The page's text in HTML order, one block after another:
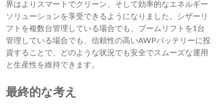
界はよりスマートでクリーン、そして効率的なエネルギー
ソリューションを享受できるようになりました。シザーリ
フトを複数台管理している場合でも、ブームリフトを1台
管理している場合でも、信頼性の高いAWPバッテリーに投
資することで、どのような状況でも安全でスムーズな運用
と生産性を維持できます。
最終的な考え